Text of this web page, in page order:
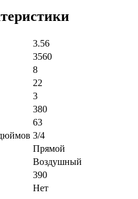
3.56
3560
8
22
3
380
63
3/4
Прямой
Воздушный
390
Нет